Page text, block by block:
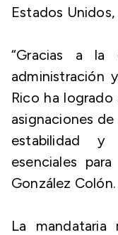
Estados
“Gracias a la
administración
Rico ha
asignaciones
estabilidad y
esenciales
González Colón.
La